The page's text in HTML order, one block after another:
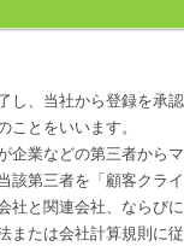
、当社から登録を承
とをいいます。
業などの第三者から
第三者を「顧客クライ
と関連会社、ならび
たは会社計算規則に従